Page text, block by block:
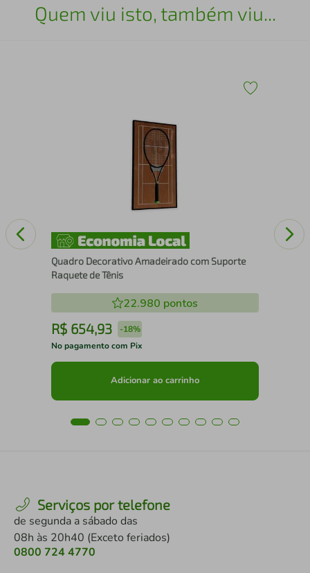
Quem viu isto, também viu...
Quadro Decorativo Amadeirado com Suporte
Raquete de Tênis
22.980 pontos
R$ 654,93 -18%
No pagamento com Pix
Adicionar ao carrinho
Serviços por telefone
de segunda a sábado das
08h às 20h40 (Exceto feriados)
0800 724 4770